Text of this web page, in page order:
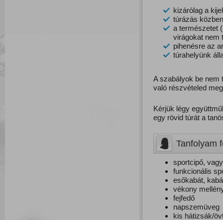
kizárólag a
túrázás
a természetet
virágokat nem
pihenésre az
túrahelyünk
A szabályok be nem
való részvételed
Kérjük légy
egy rövid túrát a
Tanfolyam
sportcipő,
funkcionális
esőkabát,
vékony
fejfedő
napszemüveg
kis hátizsák/